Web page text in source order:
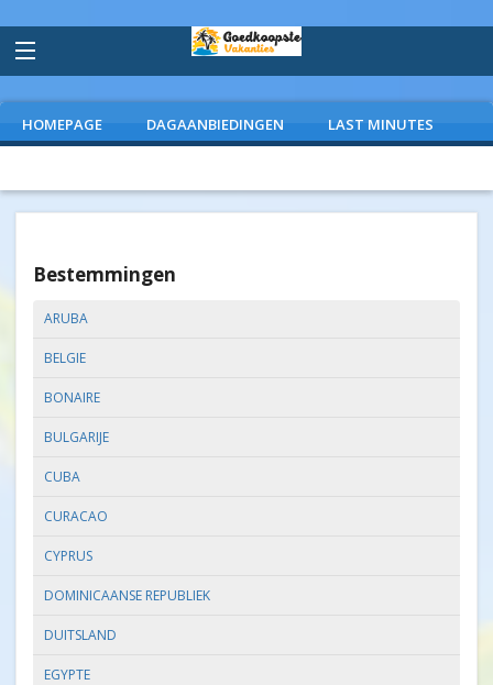
HOMEPAGE DAGAANBIEDINGEN LAST MINUTES
Bestemmingen
ARUBA
BELGIE
BONAIRE
BULGARIJE
CUBA
CURACAO
CYPRUS
DOMINICAANSE REPUBLIEK
DUITSLAND
EGYPTE